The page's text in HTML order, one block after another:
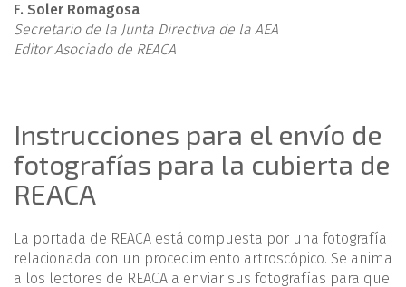
F. Soler Romagosa
Secretario de la Junta Directiva de la AEA
Editor Asociado de REACA
Instrucciones para el envío de
fotografías para la cubierta de
REACA
La portada de REACA está compuesta por una fotografía
relacionada con un procedimiento artroscópico. Se anima
a los lectores de REACA a enviar sus fotografías para que